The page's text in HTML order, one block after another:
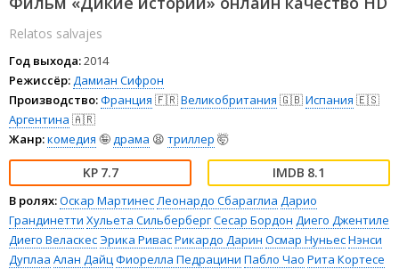
Relatos salvajes
Год выхода:2014
Режиссёр:Дамиан Сифрон
Производство:Франция 🇫🇷Великобритания 🇬🇧Испания 🇪🇸
Аргентина 🇦🇷
Жанр:комедия 🤪драма 😫 триллер 🤯
7.7 8.1
В ролях:Оскар МартинесЛеонардо Сбараглиа Дарио
Грандинетти Хульета СильбербергСесар Бордон Диего Джентиле
Диего ВеласкесЭрика РивасРикардо Дарин Осмар НуньесНэнси
Дуплаа Алан ДайцФиорелла Педрацини Пабло Чао Рита Кортесе